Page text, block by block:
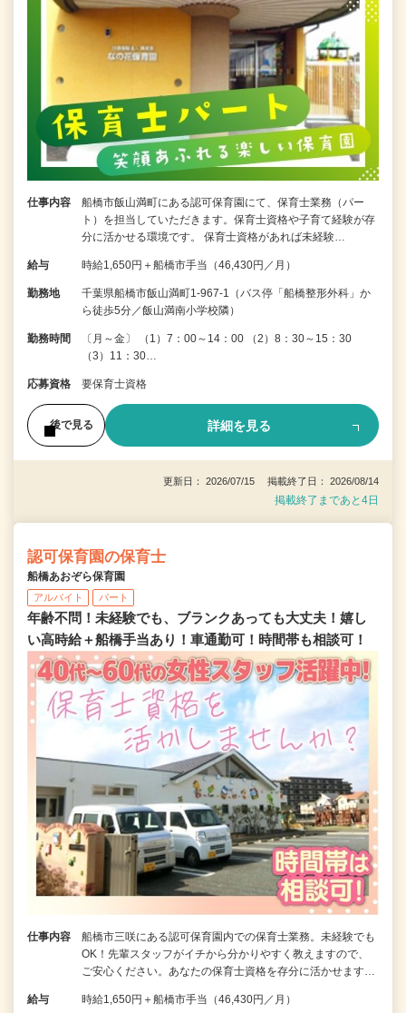
仕事内容
船橋市飯山満町にある認可保育園にて、保育士業務（パー
ト）を担当していただきます。保育士資格や子育て経験が存
分に活かせる環境です。 保育士資格があれば未経験…
給与 時給1,650円＋船橋市手当（46,430円／月）
勤務地
千葉県船橋市飯山満町1-967-1（バス停「船橋整形外科」か
ら徒歩5分／飯山満南小学校隣）
勤務時間
〔月～金〕 （1）7：00～14：00 （2）8：30～15：30
（3）11：30…
応募資格 要保育士資格
後で見る 詳細を見る
更新日： 2026/07/15 掲載終了日： 2026/08/14
掲載終了まであと4日
認可保育園の保育士
船橋あおぞら保育園
アルバイト パート
年齢不問！未経験でも、ブランクあっても大丈夫！嬉し
い高時給＋船橋手当あり！車通勤可！時間帯も相談可！
仕事内容
船橋市三咲にある認可保育園内での保育士業務。未経験でも
OK！先輩スタッフがイチから分かりやすく教えますので、
ご安心ください。あなたの保育士資格を存分に活かせます…
給与 時給1,650円＋船橋市手当（46,430円／月）